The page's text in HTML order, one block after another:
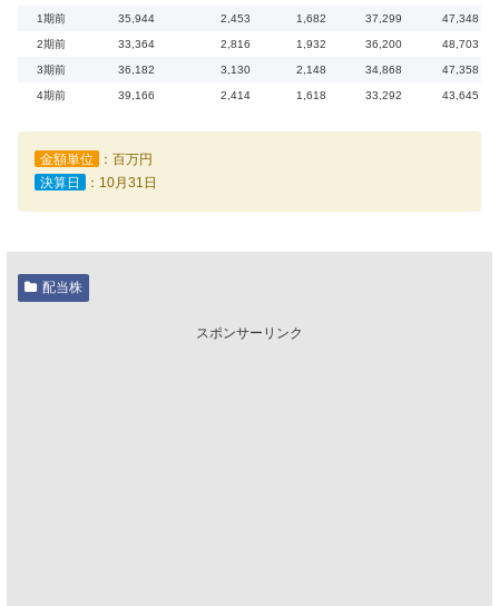
1期前 35,944 2,453 1,682 37,299 47,348
2期前 33,364 2,816 1,932 36,200 48,703
3期前 36,182 3,130 2,148 34,868 47,358
4期前 39,166 2,414 1,618 33,292 43,645
金額単位
：百万円
決算日
：10月31日
配当株
スポンサーリンク